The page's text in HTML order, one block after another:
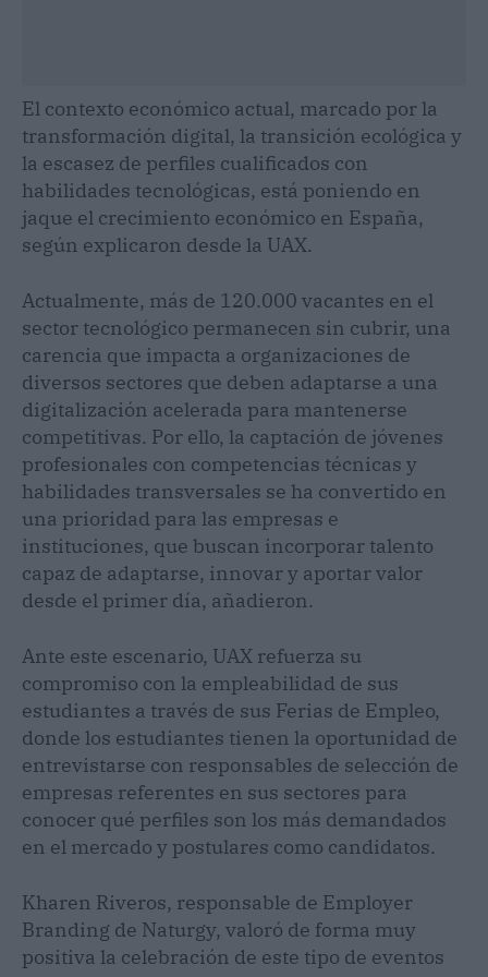
El contexto económico actual, marcado por la
transformación digital, la transición ecológica y
la escasez de perfiles cualificados con
habilidades tecnológicas, está poniendo en
jaque el crecimiento económico en España,
según explicaron desde la UAX.
Actualmente, más de 120.000 vacantes en el
sector tecnológico permanecen sin cubrir, una
carencia que impacta a organizaciones de
diversos sectores que deben adaptarse a una
digitalización acelerada para mantenerse
competitivas. Por ello, la captación de jóvenes
profesionales con competencias técnicas y
habilidades transversales se ha convertido en
una prioridad para las empresas e
instituciones, que buscan incorporar talento
capaz de adaptarse, innovar y aportar valor
desde el primer día, añadieron.
Ante este escenario, UAX refuerza su
compromiso con la empleabilidad de sus
estudiantes a través de sus Ferias de Empleo,
donde los estudiantes tienen la oportunidad de
entrevistarse con responsables de selección de
empresas referentes en sus sectores para
conocer qué perfiles son los más demandados
en el mercado y postulares como candidatos.
Kharen Riveros, responsable de Employer
Branding de Naturgy, valoró de forma muy
positiva la celebración de este tipo de eventos